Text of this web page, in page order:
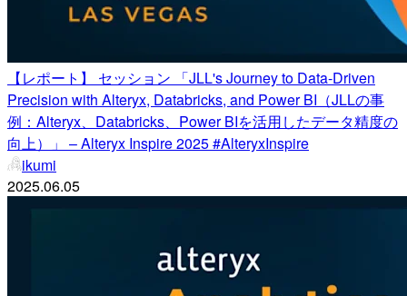
【レポート】 セッション 「JLL's Journey to Data-Driven
Precision with Alteryx, Databricks, and Power BI（JLLの事
例：Alteryx、Databricks、Power BIを活用したデータ精度の
向上）」 – Alteryx Inspire 2025 #AlteryxInspire
ikumi
2025.06.05